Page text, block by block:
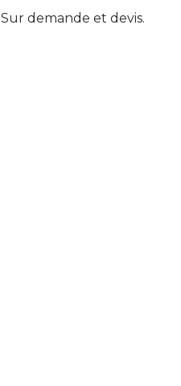
Sur demande et devis.